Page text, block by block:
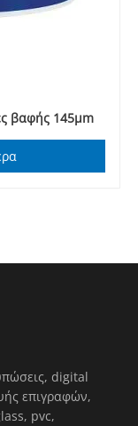
βαφής 145μm
digital
επιγραφών,
pvc,